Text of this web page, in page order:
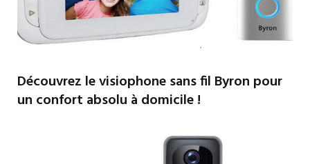
Découvrez le visiophone sans fil Byron pour
un confort absolu à domicile !